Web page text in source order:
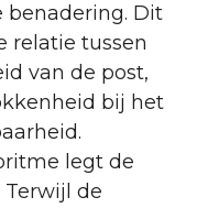
benadering. Dit
relatie tussen
van de post,
bij het
legt de
Terwijl de